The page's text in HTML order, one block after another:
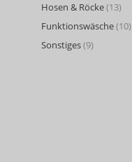
Hosen & Röcke(13)
Funktionswäsche(10)
Sonstiges(9)